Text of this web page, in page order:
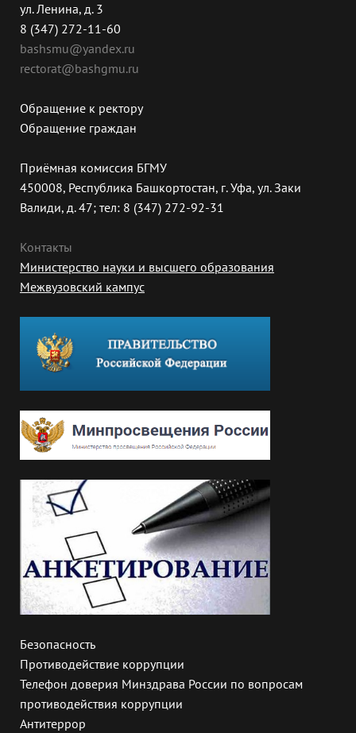
ул. Ленина, д. 3
8 (347) 272-11-60
bashsmu@yandex.ru
rectorat@bashgmu.ru
Обращение к ректору
Обращение граждан
Приёмная комиссия БГМУ
450008, Республика Башкортостан, г. Уфа, ул. Заки
Валиди, д. 47; тел: 8 (347) 272-92-31
Контакты
Министерство науки и высшего образования
Межвузовский кампус
Безопасность
Противодействие коррупции
Телефон доверия Минздрава России по вопросам
противодействия коррупции
Антитеррор